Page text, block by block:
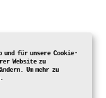
und für unsere Cookie-
Website zu
Um mehr zu
.